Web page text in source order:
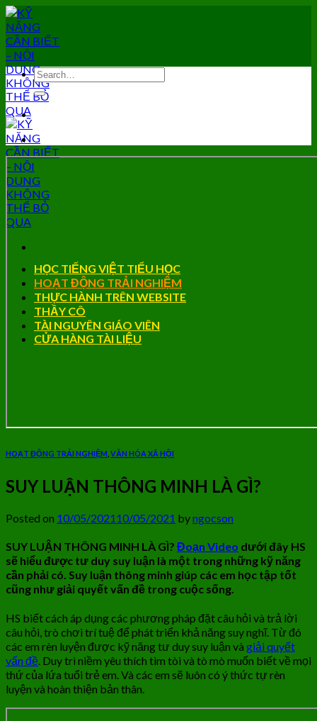
Skip
to
content
HỌC TIẾNG VIỆT TIỂU HỌC
HOẠT ĐỘNG TRẢI NGHIỆM
THỰC HÀNH TRÊN WEBSITE
THẦY CÔ
TÀI NGUYÊN GIÁO VIÊN
CỬA HÀNG TÀI LIỆU
HOẠT ĐỘNG TRẢI NGHIỆM VĂN HÓA XÃ HỘI
SUY LUẬN THÔNG MINH LÀ GÌ?
Posted on 10/05/202110/05/2021 byngocson
SUY LUẬN THÔNG MINH LÀ GÌ? Đoạn Video dưới đây HS
sẽ hiểu được tư duy suy luận là một trong những kỹ năng
cần phải có. Suy luận thông minh giúp các em học tập tốt
cũng như giải quyết vấn đề trong cuộc sống.
HS biết cách áp dụng các phương pháp đặt câu hỏi và trả lời
câu hỏi, trò chơi trí tuệ để phát triển khả năng suy nghĩ. Từ đó
các em rèn luyện được kỹ năng tư duy suy luận và giải quyết
vấn đề. Duy trì niềm yêu thích tìm tòi và tò mò muốn biết về mọi
thứ của lứa tuổi trẻ em. Và các em sẽ luôn có ý thức tự rèn
luyện và hoàn thiện bản thân.